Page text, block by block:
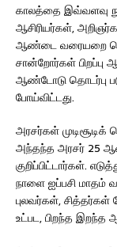
காலத்தை இவ்வளவு
ஆசிரியர்கள்,
ஆண்டை வரையறை
சான்றோர்கள்
ஆண்டோடு தொடர்பு
போய்விட்டது.
அரசர்கள்
அந்தந்த அரசர் 25
குறிப்பிட்டார்கள்.
நாளை ஐப்பசி மாதம்
புலவர்கள்,
உட்பட, பிறந்த இறந்த